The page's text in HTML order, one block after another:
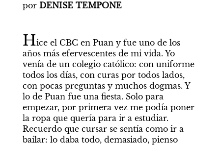
por DENISE TEMPONE
Hice el CBC en Puan y fue uno de los
años más efervescentes de mi vida. Yo
venía de un colegio católico: con uniforme
todos los días, con curas por todos lados,
con pocas preguntas y muchos dogmas. Y
lo de Puan fue una fiesta. Solo para
empezar, por primera vez me podía poner
la ropa que quería para ir a estudiar.
Recuerdo que cursar se sentía como ir a
bailar: lo daba todo, demasiado, pienso